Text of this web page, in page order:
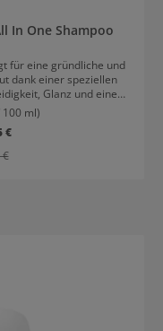
In One Shampoo
für eine gründliche und
dank einer speziellen
Glanz und einen
das Haar vom Ansatz
und hilft Spliss zu
Effekt und macht das
ml)
€
Preis:
€